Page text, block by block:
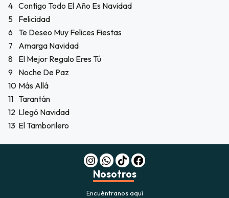
JUGAR
4 Contigo Todo El Año Es Navidad
5 Felicidad
6
Te Deseo Muy Felices Fiestas
7
Amarga Navidad
8 El Mejor Regalo Eres Tú
9
Noche De Paz
10 Más Allá
11 Tarantán
12 Llegó Navidad
13 El Tamborilero
Nosotros
Encuéntranos aquí